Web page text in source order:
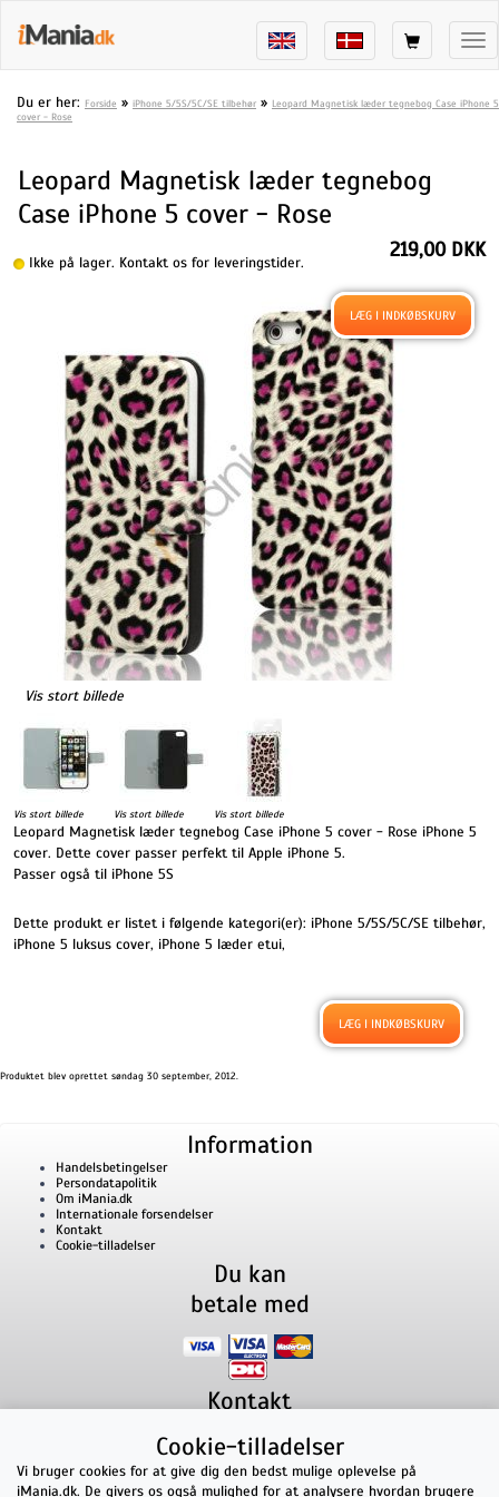
Du er her: Forside » iPhone 5/5S/5C/SE tilbehør » Leopard Magnetisk læder tegnebog Case iPhone 5
cover - Rose
Leopard Magnetisk læder tegnebog
Case iPhone 5 cover - Rose
Ikke på lager. Kontakt os for leveringstider.
Vis stort billede
219,00 DKK
Vis stort billede Vis stort billede Vis stort billede
Leopard Magnetisk læder tegnebog Case iPhone 5 cover - Rose iPhone 5
cover. Dette cover passer perfekt til Apple iPhone 5.
Passer også til iPhone 5S
Dette produkt er listet i følgende kategori(er): iPhone 5/5S/5C/SE tilbehør,
iPhone 5 luksus cover, iPhone 5 læder etui,
Produktet blev oprettet søndag 30 september, 2012.
Information
Handelsbetingelser
Persondatapolitik
Om iMania.dk
Internationale forsendelser
Kontakt
Cookie-tilladelser
Du kan
betale med
Kontakt
Lillevorde Kær 29280 Storvorde
CVR nummer: 33182805 | E-mail: kontakt@imania.dk
Telefon:+45 23618990
Cookie-tilladelser
Vi bruger cookies for at give dig den bedst mulige oplevelse på
iMania.dk. De givers os også mulighed for at analysere hvordan brugere